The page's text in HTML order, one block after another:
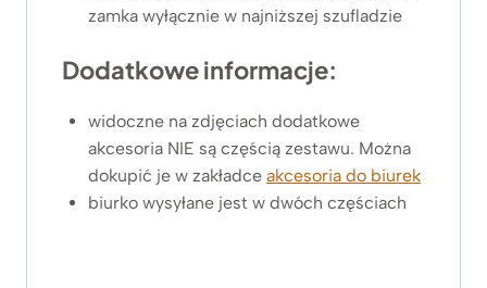
zamka wyłącznie w najniższej szufladzie
Dodatkowe informacje:
widoczne na zdjęciach dodatkowe
akcesoria NIE są częścią zestawu. Można
dokupić je w zakładce akcesoria do biurek
biurko wysyłane jest w dwóch częściach